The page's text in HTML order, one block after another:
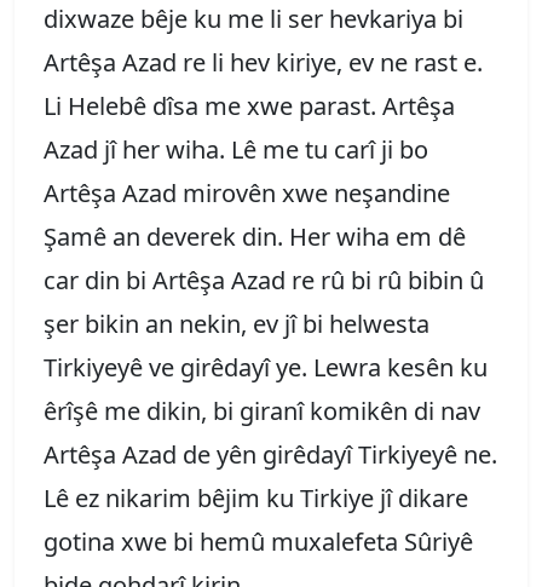
dixwaze bêje ku me li ser hevkariya bi
Artêşa Azad re li hev kiriye, ev ne rast e.
Li Helebê dîsa me xwe parast. Artêşa
Azad jî her wiha. Lê me tu carî ji bo
Artêşa Azad mirovên xwe neşandine
Şamê an deverek din. Her wiha em dê
car din bi Artêşa Azad re rû bi rû bibin û
şer bikin an nekin, ev jî bi helwesta
Tirkiyeyê ve girêdayî ye. Lewra kesên ku
êrîşê me dikin, bi giranî komikên di nav
Artêşa Azad de yên girêdayî Tirkiyeyê ne.
Lê ez nikarim bêjim ku Tirkiye jî dikare
gotina xwe bi hemû muxalefeta Sûriyê